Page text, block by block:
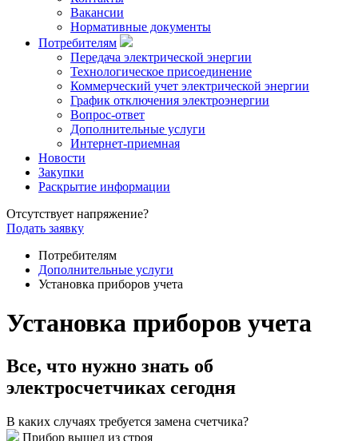
Вакансии
Нормативные документы
Потребителям
Передача электрической энергии
Технологическое присоединение
Коммерческий учет электрической энергии
График отключения электроэнергии
Вопрос-ответ
Дополнительные услуги
Интернет-приемная
Новости
Закупки
Раскрытие информации
Отсутствует напряжение?
Подать заявку
Потребителям
Дополнительные услуги
Установка приборов учета
Установка приборов учета
Все, что нужно знать об
электросчетчиках сегодня
В каких случаях требуется замена счетчика?
Прибор вышел из строя